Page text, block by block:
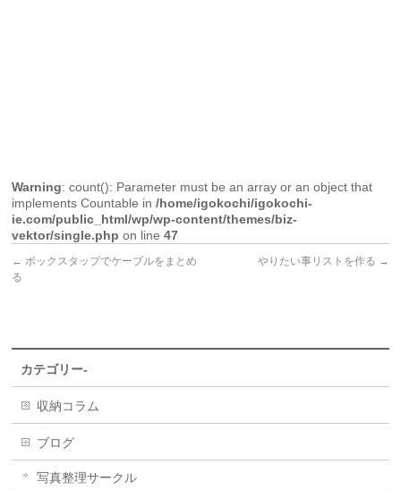
Warning: count(): Parameter must be an array or an object that
implements Countable in/home/igokochi/igokochi-
ie.com/public_html/wp/wp-content/themes/biz-
vektor/single.php on line47
← ボックスタップでケーブルをまとめ
る
やりたい事リストを作る →
カテゴリー-
収納コラム
ブログ
写真整理サークル